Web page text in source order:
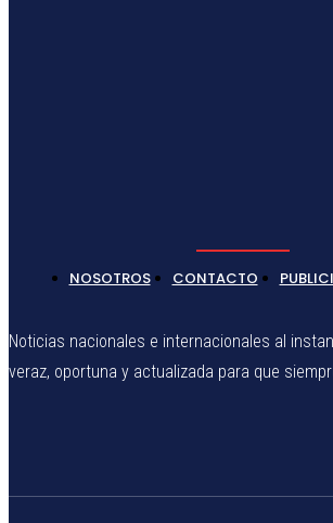
NOSOTROS CONTACTO
Noticias nacionales e internacionales al
veraz, oportuna y actualizada para que